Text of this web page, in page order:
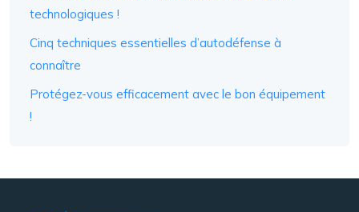
technologiques !
Cinq techniques essentielles d’autodéfense à
connaître
Protégez-vous efficacement avec le bon équipement
!